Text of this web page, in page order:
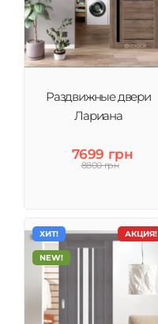
Раздвижные двери
Лариана
7699 грн
8800 грн
АКЦИЯ!
ХИТ!
NEW!